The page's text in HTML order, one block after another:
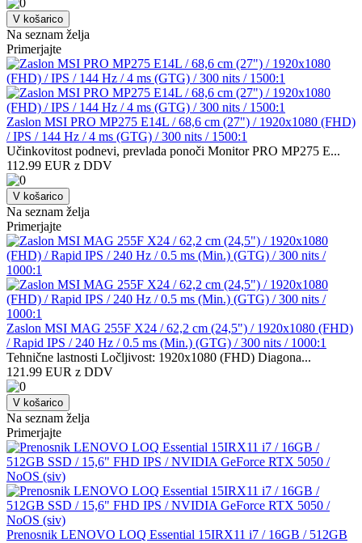
V košarico
Na seznam želja
Primerjajte
Zaslon MSI PRO MP275 E14L / 68,6 cm (27") / 1920x1080 (FHD)
/ IPS / 144 Hz / 4 ms (GTG) / 300 nits / 1500:1
Učinkovitost podnevi, prevlada ponoči Monitor PRO MP275 E...
112.99 EUR z DDV
V košarico
Na seznam želja
Primerjajte
Zaslon MSI MAG 255F X24 / 62,2 cm (24,5") / 1920x1080 (FHD)
/ Rapid IPS / 240 Hz / 0.5 ms (Min.) (GTG) / 300 nits / 1000:1
Tehnične lastnosti Ločljivost: 1920x1080 (FHD) Diagona...
121.99 EUR z DDV
V košarico
Na seznam želja
Primerjajte
Prenosnik LENOVO LOQ Essential 15IRX11 i7 / 16GB / 512GB